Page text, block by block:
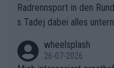
Radrennsport in den
s Tadej dabei alles
ganze Team auch
olg teilzuhaben, ist ihm
wheelsplash
26-07-2026